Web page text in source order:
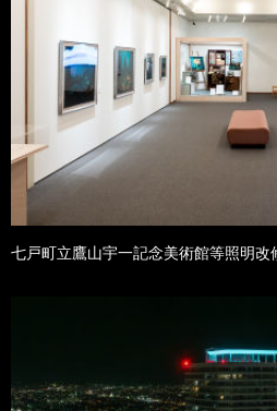
七戸町立鷹山宇一記念美術館等照明改